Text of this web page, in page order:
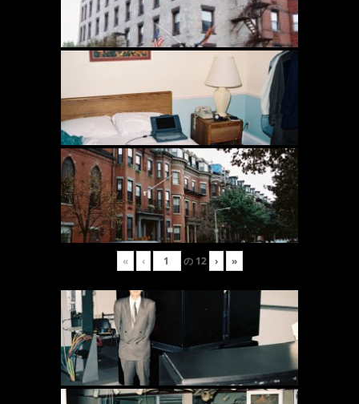
« ‹ の 12 › »